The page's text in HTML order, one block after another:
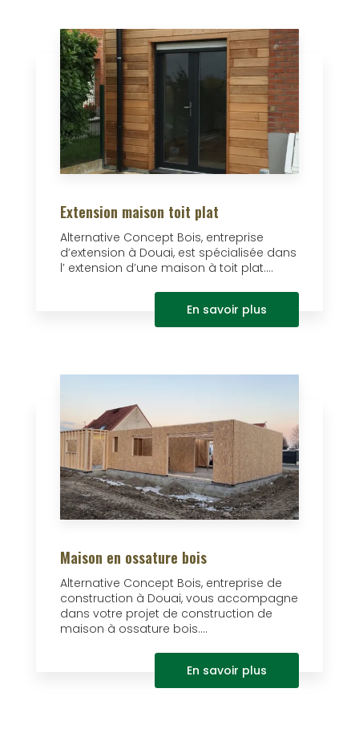
Extension maison toit plat
Alternative Concept Bois, entreprise
d’extension à Douai, est spécialisée dans
l’ extension d’une maison à toit plat....
En savoir plus
Maison en ossature bois
Alternative Concept Bois, entreprise de
construction à Douai, vous accompagne
dans votre projet de construction de
maison à ossature bois....
En savoir plus